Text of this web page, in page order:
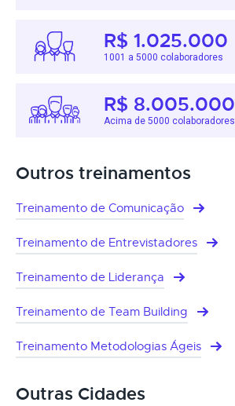
R$ 1.025.000
1001 a 5000 colaboradores
R$ 8.005.000
Acima de 5000 colaboradores
Outros treinamentos
Treinamento de Comunicação
Treinamento de Entrevistadores
Treinamento de Liderança
Treinamento de Team Building
Treinamento Metodologias Ágeis
Outras Cidades